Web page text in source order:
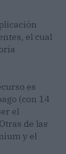
el cual
es
(con 14
el
de las
y el